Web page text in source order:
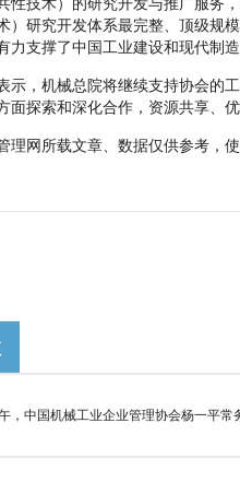
）研究开发体系最完整、顶级规
力支撑了中国工业建设和现代制造
，机械总院将继续支持协会的工
面探索和深化合作，资源共享、
网所载文章、数据仅供参考，使
，中国机械工业企业管理协会杨一平